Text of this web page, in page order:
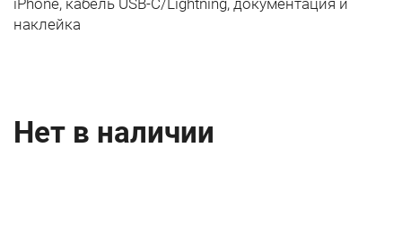
наклейка
Нет в наличии